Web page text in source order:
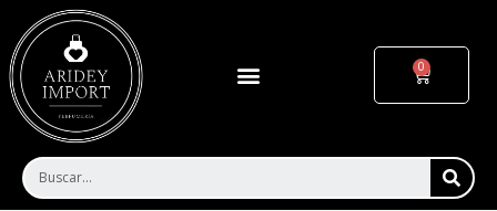
contenido
Menu Cart